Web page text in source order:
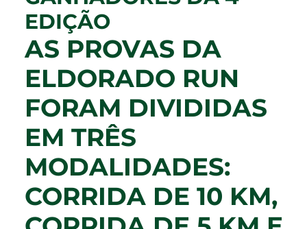
EDIÇÃO
AS PROVAS DA
ELDORADO RUN
FORAM DIVIDIDAS
EM TRÊS
MODALIDADES:
CORRIDA DE 10 KM,